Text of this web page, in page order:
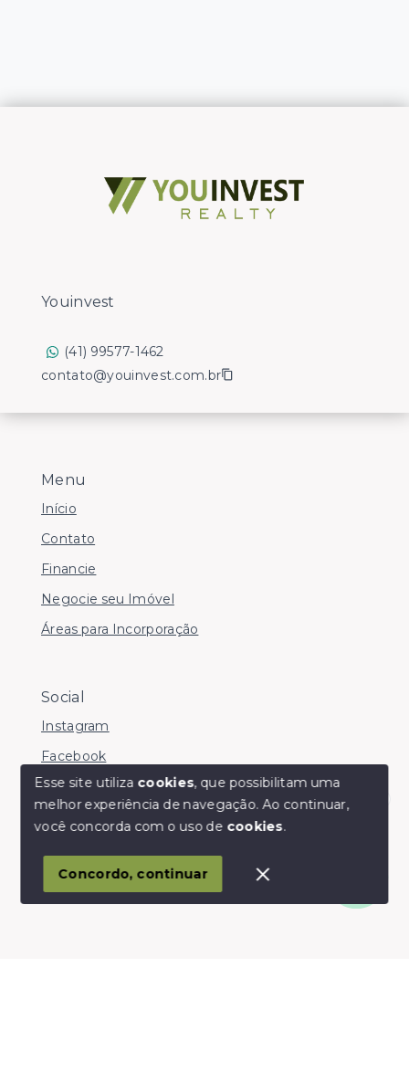
Olá! somos da Linkmob, como podemos ajudar?
Menu
Início
Contato
Financie
Negocie seu Imóvel
Áreas para Incorporação
Social
Instagram
Facebook
© Copyright 2026 - Youinvest - Todos os direitos
SITE PARA IMOBILIARIA
Youinvest
(41) 99577-1462
contato@youinvest.com.br
Esse site utiliza cookies, que possibilitam uma
melhor experiência de navegação.Ao continuar,
você concorda com o uso de cookies.
Concordo, continuar